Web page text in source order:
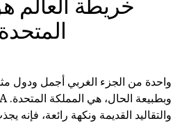
واحدة من الجزء الغربي أجمل ودول
والتقاليد القديمة ونكهة رائعة، فإنه